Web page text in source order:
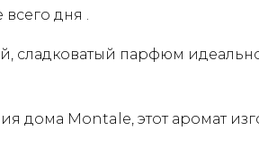
дня .
сладковатый парфюм
дома Montale, этот аромат